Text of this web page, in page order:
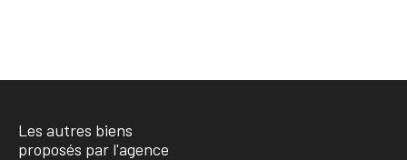
Les autres biens
proposés par l'agence